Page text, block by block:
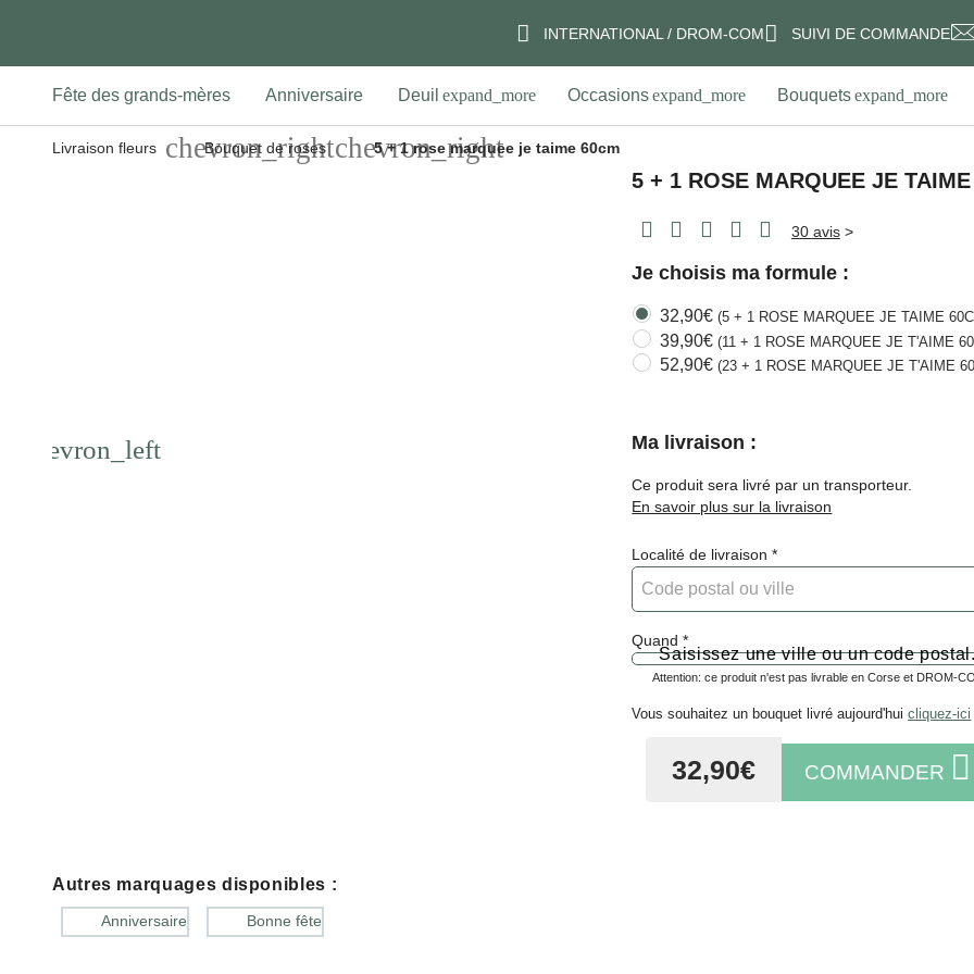
INTERNATIONAL / DROM-COM SUIVI DE COMMANDE
Fête des grands-mères Anniversaire Deuil Occasions Bouquets Roses Plantes
Livraison fleurs Bouquet de roses 5 + 1 rose marquee je taime 60cm
Previous
Autres marquages disponibles :
Anniversaire Bonne fête
5 + 1 ROSE MARQUEE JE
30 avis >
Je choisis ma formule :
32,90€ (5 + 1 ROSE MARQUEE JE TAIME 60CM)
39,90€ (11 + 1 ROSE MARQUEE JE T'AIME 60CM)
52,90€ (23 + 1 ROSE MARQUEE JE T'AIME 60CM)
Ma livraison:
Ce produit sera livré par un transporteur.
En savoir plus sur la livraison
Localité de livraison
Quand
Saisissez une ville ou un code
Attention: ce produit n'est pas livrable en Corse et DROM-
Vous souhaitez un bouquet livré aujourd'huicliquez-ici
32,90€ COMMANDER